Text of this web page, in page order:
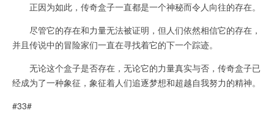
正因为如此，传奇盒子一直都是一个神秘而令人向往的存在。
尽管它的存在和力量无法被证明，但人们依然相信它的存在，
并且传说中的冒险家们一直在寻找着它的下一个踪迹。
无论这个盒子是否存在，无论它的力量真实与否，传奇盒子已
经成为了一种象征，象征着人们追逐梦想和超越自我努力的精神。
#33#